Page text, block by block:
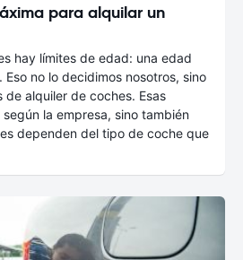
para alquilar un
hay límites de edad: una edad
Eso no lo decidimos nosotros, sino
de alquiler de coches. Esas
la empresa, sino también
dependen del tipo de coche que